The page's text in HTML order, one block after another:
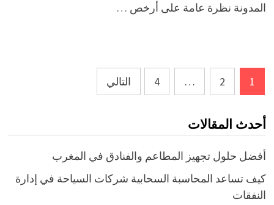
المدونة نظرة عامة على أرخص …
Posts
pagination
1
2
…
4 التالي
أحدث المقالات
أفضل حلول تجهيز المطاعم والفنادق في المغرب
كيف تساعد المحاسبة السحابية شركات السياحة في إدارة
النفقات